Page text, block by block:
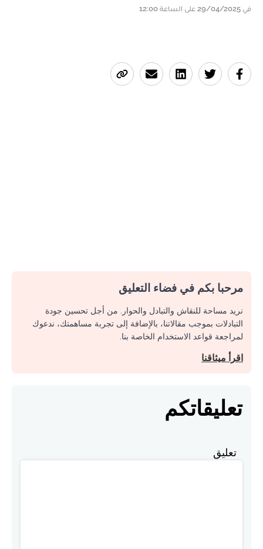
في 29/04/2025 على الساعة 12:00
مرحبا بكم في فضاء التعليق
نريد مساحة للنقاش والتبادل والحوار. من أجل تحسين جودة
التبادلات بموجب مقالاتنا، بالإضافة إلى تجربة مساهمتك، ندعوك
لمراجعة قواعد الاستخدام الخاصة بنا.
اقرأ ميثاقنا
تعليقاتكم
تعليق